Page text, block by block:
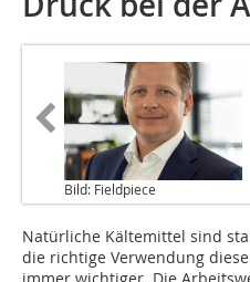
Bild: Fieldpiece
Natürliche Kältemittel sind
die richtige Verwendung